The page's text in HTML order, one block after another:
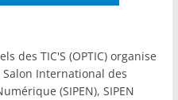
des TIC'S (OPTIC) organise
International des
(SIPEN), SIPEN